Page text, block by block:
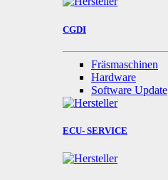
CGDI
Fräsmaschinen
Hardware
Software Update
ECU- SERVICE